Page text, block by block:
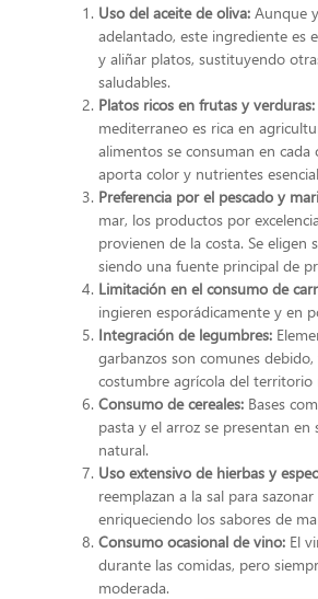
Uso del aceite de oliva: Aunque
adelantado, este ingrediente es
y aliñar platos, sustituyendo
saludables.
Platos ricos en frutas y verduras:
mediterraneo es rica en
alimentos se consuman en cada
aporta color y nutrientes
Preferencia por el pescado y
mar, los productos por
provienen de la costa. Se eligen
siendo una fuente principal de
Limitación en el consumo de
ingieren esporádicamente y en
Integración de legumbres:
garbanzos son comunes
costumbre agrícola del territorio
Consumo de cereales: Bases
pasta y el arroz se presentan en
natural.
Uso extensivo de hierbas y
reemplazan a la sal para
enriqueciendo los sabores de
Consumo ocasional de vino: El
durante las comidas, pero
moderada.